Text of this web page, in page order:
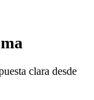
clara desde